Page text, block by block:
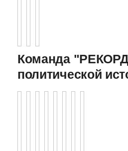
Команда
политической